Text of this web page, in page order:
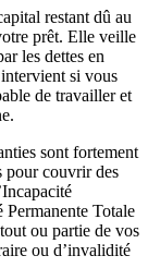
restant dû au
prêt. Elle veille
les dettes en
intervient si vous
de travailler et
sont fortement
pour couvrir des
Totale
ou partie de vos
ou d’invalidité